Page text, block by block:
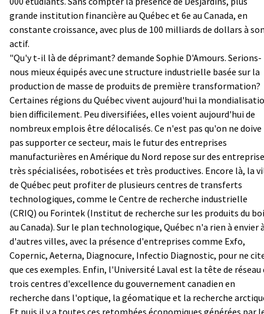
grande institution financière au Québec et 6e au Canada, en
constante croissance, avec plus de 100 milliards de dollars à
actif.
"Qu'y t-il là de déprimant? demande Sophie D'Amours. Serions-
nous mieux équipés avec une structure industrielle basée sur la
production de masse de produits de première transformation?
Certaines régions du Québec vivent aujourd'hui la
bien difficilement. Peu diversifiées, elles voient aujourd'hui de
nombreux emplois être délocalisés. Ce n'est pas qu'on ne doive
pas supporter ce secteur, mais le futur des entreprises
manufacturières en Amérique du Nord repose sur des
très spécialisées, robotisées et très productives. Encore là, la
de Québec peut profiter de plusieurs centres de transferts
technologiques, comme le Centre de recherche industrielle
(CRIQ) ou Forintek (Institut de recherche sur les produits du
au Canada). Sur le plan technologique, Québec n'a rien à envier
d'autres villes, avec la présence d'entreprises comme Exfo,
Copernic, Aeterna, Diagnocure, Infectio Diagnostic, pour ne
que ces exemples. Enfin, l'Université Laval est la tête de réseau
trois centres d'excellence du gouvernement canadien en
recherche dans l'optique, la géomatique et la recherche
Et puis il y a toutes ces retombées économiques générées par